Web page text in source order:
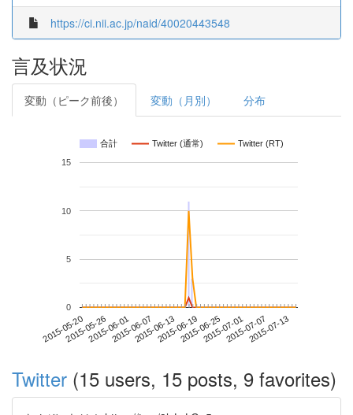
https://ci.nii.ac.jp/naid/40020443548
言及状況
変動（ピーク前後） 変動（月別） 分布
合計 Twitter (通常) Twitter (RT)
2015-05-202015-05-262015-06-012015-06-072015-06-132015-06-192015-06-252015-07-012015-07-072015-07-13
0
5
10
15
Twitter (15 users, 15 posts, 9 favorites)